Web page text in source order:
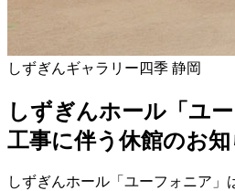
しずぎんギャラリー四季 静岡
しずぎんホール「ユ
工事に伴う休館のお
しずぎんホール「ユーフォニア」